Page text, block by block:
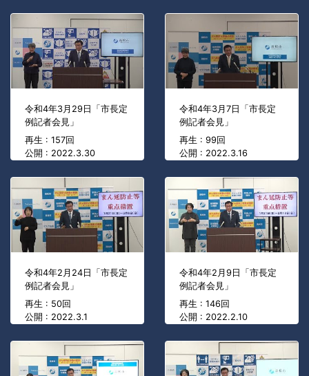
令和4年3月29日「市長定
例記者会見」
再生 : 157回
公開 : 2022.3.30
令和4年3月7日「市長定
例記者会見」
再生 : 99回
公開 : 2022.3.16
令和4年2月24日「市長定
例記者会見」
再生 : 50回
公開 : 2022.3.1
令和4年2月9日「市長定
例記者会見」
再生 : 146回
公開 : 2022.2.10